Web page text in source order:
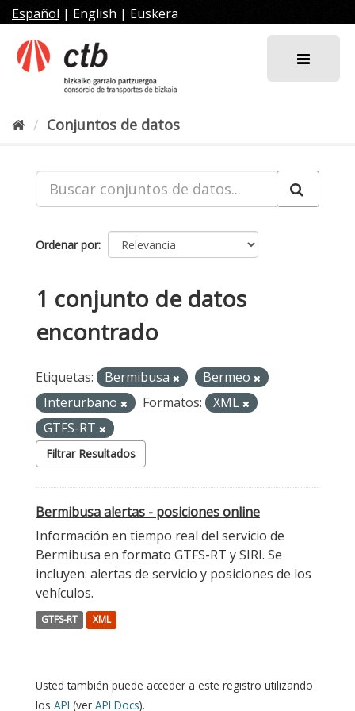
al
contenido
Español | English | Euskera
Conjuntos de datos
Ordenar por
1 conjunto de datos
encontrado
Etiquetas: Bermibusa
Bermeo
Interurbano
Formatos:
XML
GTFS-RT
Filtrar Resultados
Bermibusa alertas - posiciones online
Información en tiempo real del servicio de
Bermibusa en formato GTFS-RT y SIRI. Se
incluyen: alertas de servicio y posiciones de los
vehículos.
GTFS-RT XML
Usted también puede acceder a este registro utilizando
los API (ver API Docs).